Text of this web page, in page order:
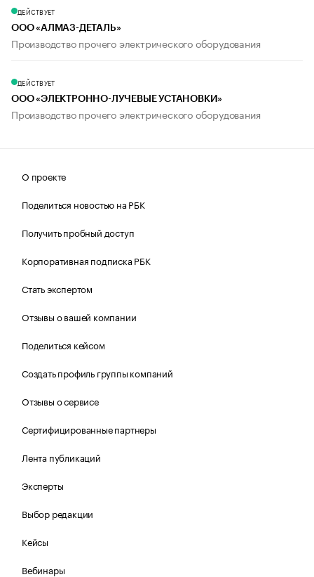
ДЕЙСТВУЕТ
ООО «АЛМАЗ-ДЕТАЛЬ»
Производство прочего электрического оборудования
ДЕЙСТВУЕТ
ООО «ЭЛЕКТРОННО-ЛУЧЕВЫЕ УСТАНОВКИ»
Производство прочего электрического оборудования
О проекте
Поделиться новостью на РБК
Получить пробный доступ
Корпоративная подписка РБК
Стать экспертом
Отзывы о вашей компании
Поделиться кейсом
Создать профиль группы компаний
Отзывы о сервисе
Сертифицированные партнеры
Лента публикаций
Эксперты
Выбор редакции
Кейсы
Вебинары